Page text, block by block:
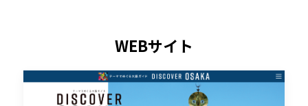
WEBサイト